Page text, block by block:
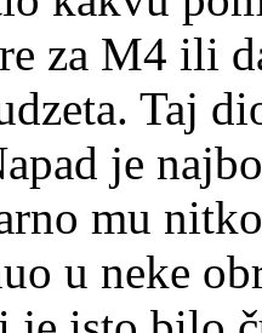
za M4 ili
Taj
je
mu
u neke